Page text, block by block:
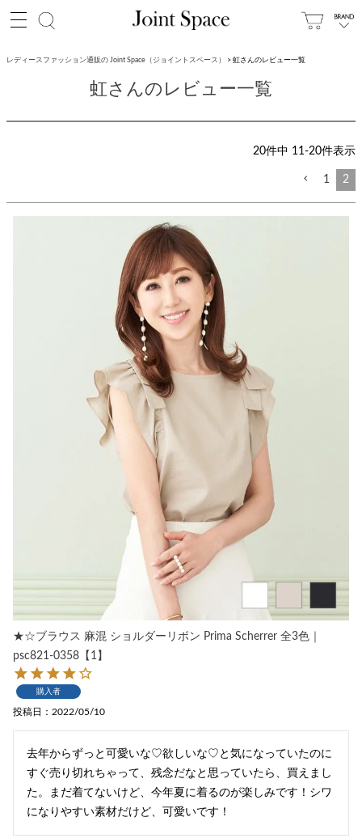
レディースファッション通販の Joint Space（ジョイントスペース） 虹さんのレビュー一覧
虹さんのレビュー一覧
20件中 11-20件表示
1 2
★☆ブラウス 麻混 ショルダーリボン Prima Scherrer 全3色｜
psc821-0358【1】
購入者
投稿日 2022/05/10
去年からずっと可愛いな♡欲しいな♡と気になっていたのに
すぐ売り切れちゃって、残念だなと思っていたら、買えまし
た。まだ着てないけど、今年夏に着るのが楽しみです！シワ
になりやすい素材だけど、可愛いです！